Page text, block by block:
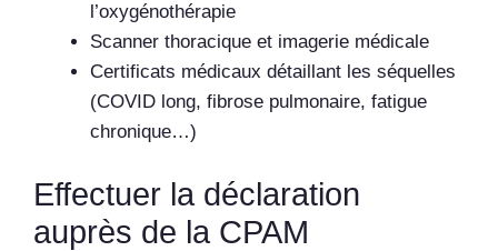
l’oxygénothérapie
Scanner thoracique et imagerie médicale
Certificats médicaux détaillant les séquelles
(COVID long, fibrose pulmonaire, fatigue
chronique…)
Effectuer la déclaration
auprès de la CPAM